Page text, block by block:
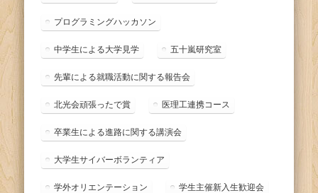
プログラミングハッカソン
中学生による大学見学 五十嵐研究室
先輩による就職活動に関する報告会
北光会頑張ったで賞 医理工連携コース
卒業生による進路に関する講演会
大学生サイバーボランティア
学外オリエンテーション 学生主催新入生歓迎会